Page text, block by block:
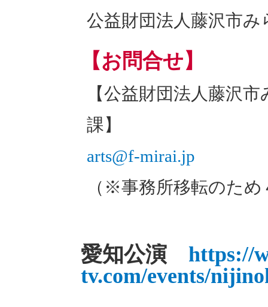
公益財団法人藤沢市
【お問合せ】
【公益財団法人藤沢
課】
arts@f-mirai.jp
（※事務所移転のた
愛知公演 https://
tv.com/events/